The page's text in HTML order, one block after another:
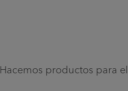
Hacemos productos para